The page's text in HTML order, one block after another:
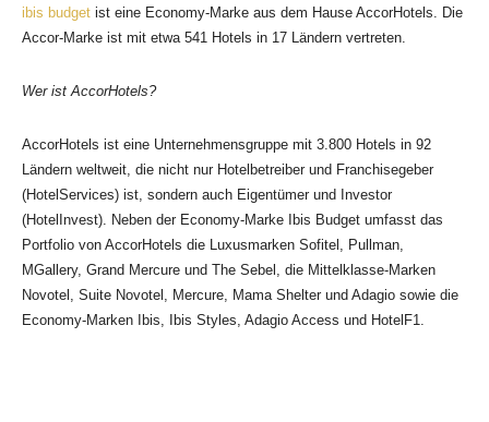
ibis budget ist eine Economy-Marke aus dem Hause AccorHotels. Die
Accor-Marke ist mit etwa 541 Hotels in 17 Ländern vertreten.
Wer ist AccorHotels?
AccorHotels ist eine Unternehmensgruppe mit 3.800 Hotels in 92
Ländern weltweit, die nicht nur Hotelbetreiber und Franchisegeber
(HotelServices) ist, sondern auch Eigentümer und Investor
(HotelInvest). Neben der Economy-Marke Ibis Budget umfasst das
Portfolio von AccorHotels die Luxusmarken Sofitel, Pullman,
MGallery, Grand Mercure und The Sebel, die Mittelklasse-Marken
Novotel, Suite Novotel, Mercure, Mama Shelter und Adagio sowie die
Economy-Marken Ibis, Ibis Styles, Adagio Access und HotelF1.